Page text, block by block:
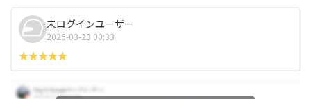
未ログインユーザー
2026-03-23 00:33